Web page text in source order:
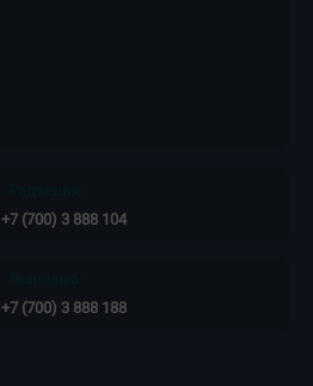
+7 (700) 3 888 104
+7 (700) 3 888 188